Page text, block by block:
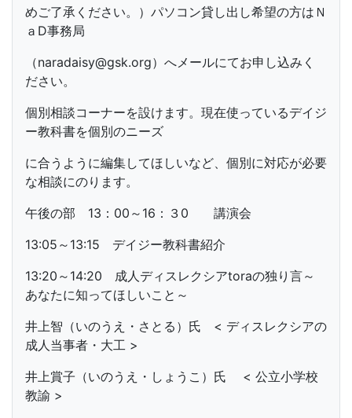
めご了承ください。）パソコン貸し出し希望の方はＮ
ａD事務局
（naradaisy@gsk.org）へメールにてお申し込みく
ださい。
個別相談コーナーを設けます。現在使っているデイジ
ー教科書を個別のニーズ
に合うように編集してほしいなど、個別に対応が必要
な相談にのります。
午後の部 13：00～16：３0 講演会
13:05～13:15 デイジー教科書紹介
13:20～14:20 成人ディスレクシアtoraの独り言～
あなたに知ってほしいこと～
井上智（いのうえ・さとる）氏 < ディスレクシアの
成人当事者・大工 >
井上賞子（いのうえ・しょうこ）氏 < 公立小学校
教諭 >